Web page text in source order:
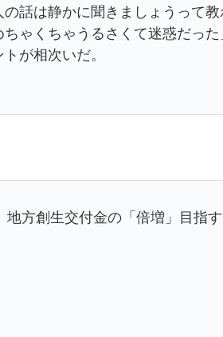
話は静かに聞きましょうって教
ゃくちゃうるさくて迷惑だった
が相次いだ。
方創生交付金の「倍増」目指